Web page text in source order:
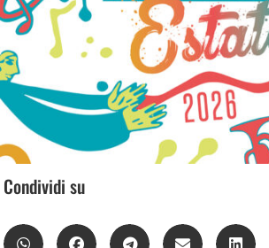
Condividi su